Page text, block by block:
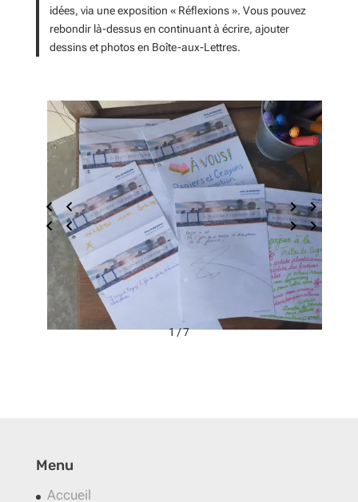
idées, via une exposition « Réflexions ». Vous pouvez
rebondir là-dessus en continuant à écrire, ajouter
dessins et photos en Boîte-aux-Lettres.
1 / 7
Menu
Accueil